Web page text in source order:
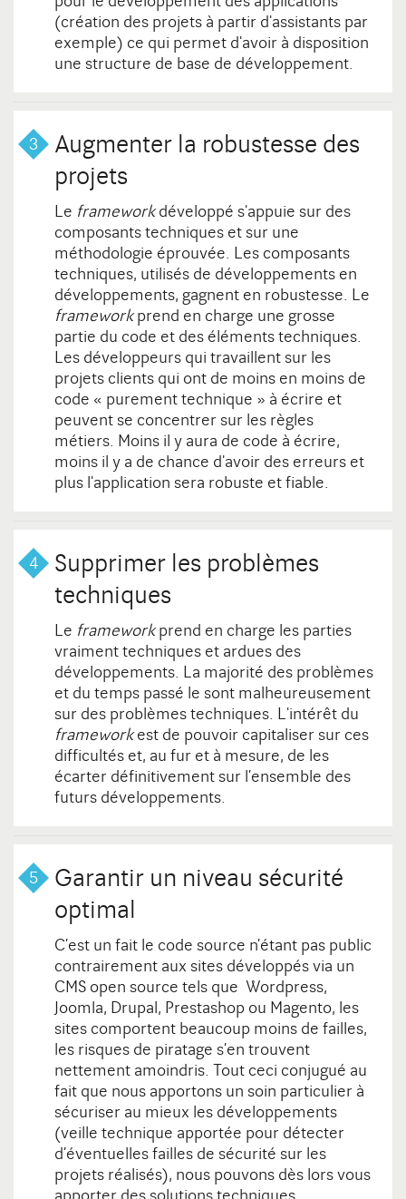
(création des projets à partir d'assistants par
exemple) ce qui permet d'avoir à disposition
une structure de base de développement.
Augmenter la robustesse des
projets
Le frameworkdéveloppé s'appuie sur des
composants techniques et sur une
méthodologie éprouvée. Les composants
techniques, utilisés de développements en
développements, gagnent en robustesse. Le
frameworkprend en charge une grosse
partie du code et des éléments techniques.
Les développeurs qui travaillent sur les
projets clients qui ont de moins en moins de
code « purement technique » à écrire et
peuvent se concentrer sur les règles
métiers. Moins il y aura de code à écrire,
moins il y a de chance d'avoir des erreurs et
plus l'application sera robuste et fiable.
Supprimer les problèmes
techniques
Le frameworkprend en charge les parties
vraiment techniques et ardues des
développements. La majorité des problèmes
et du temps passé le sont malheureusement
sur des problèmes techniques. L'intérêt du
frameworkest de pouvoir capitaliser sur ces
difficultés et, au fur et à mesure, de les
écarter définitivement sur l’ensemble des
futurs développements.
Garantir un niveau sécurité
optimal
C’est un fait le code source n’étant pas public
contrairement aux sites développés via un
CMS open source tels que Wordpress,
Joomla, Drupal, Prestashop ou Magento, les
sites comportent beaucoup moins de failles,
les risques de piratage s’en trouvent
nettement amoindris. Tout ceci conjugué au
fait que nous apportons un soin particulier à
sécuriser au mieux les développements
(veille technique apportée pour détecter
d’éventuelles failles de sécurité sur les
projets réalisés), nous pouvons dès lors vous